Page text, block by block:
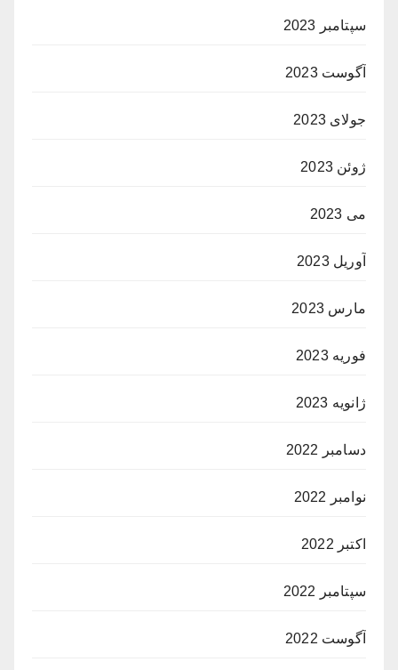
سپتامبر 2023
آگوست 2023
جولای 2023
ژوئن 2023
می 2023
آوریل 2023
مارس 2023
فوریه 2023
ژانویه 2023
دسامبر 2022
نوامبر 2022
اکتبر 2022
سپتامبر 2022
آگوست 2022